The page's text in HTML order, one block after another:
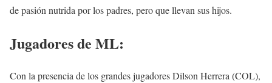
de pasión nutrida por los padres, pero que llevan sus hijos.
Jugadores de ML:
Con la presencia de los grandes jugadores Dilson Herrera (COL),